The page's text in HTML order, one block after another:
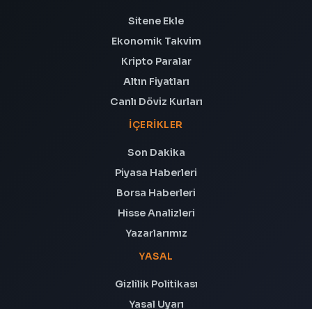
Sitene Ekle
Ekonomik Takvim
Kripto Paralar
Altın Fiyatları
Canlı Döviz Kurları
İÇERIKLER
Son Dakika
Piyasa Haberleri
Borsa Haberleri
Hisse Analizleri
Yazarlarımız
YASAL
Gizlilik Politikası
Yasal Uyarı